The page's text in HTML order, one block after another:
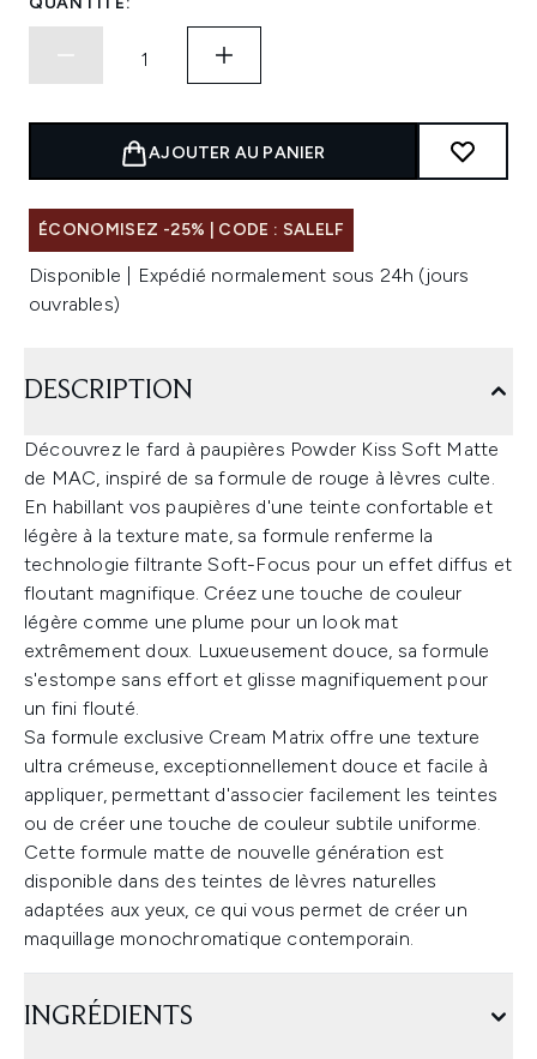
AJOUTER AU PANIER
ÉCONOMISEZ -25% | CODE : SALELF
Disponible | Expédié normalement sous 24h (jours
ouvrables)
DESCRIPTION
Découvrez le fard à paupières Powder Kiss Soft Matte
de MAC, inspiré de sa formule de rouge à lèvres culte.
En habillant vos paupières d'une teinte confortable et
légère à la texture mate, sa formule renferme la
technologie filtrante Soft-Focus pour un effet diffus et
floutant magnifique. Créez une touche de couleur
légère comme une plume pour un look mat
extrêmement doux. Luxueusement douce, sa formule
s'estompe sans effort et glisse magnifiquement pour
un fini flouté.
Sa formule exclusive Cream Matrix offre une texture
ultra crémeuse, exceptionnellement douce et facile à
appliquer, permettant d'associer facilement les teintes
ou de créer une touche de couleur subtile uniforme.
Cette formule matte de nouvelle génération est
disponible dans des teintes de lèvres naturelles
adaptées aux yeux, ce qui vous permet de créer un
maquillage monochromatique contemporain.
INGRÉDIENTS